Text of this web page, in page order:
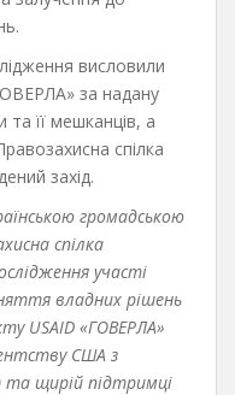
висловили
за надану
її мешканців, а
спілка
захід.
громадською
спілка
участі
владних рішень
USAID «ГОВЕРЛА»
США з
та щирій підтримці